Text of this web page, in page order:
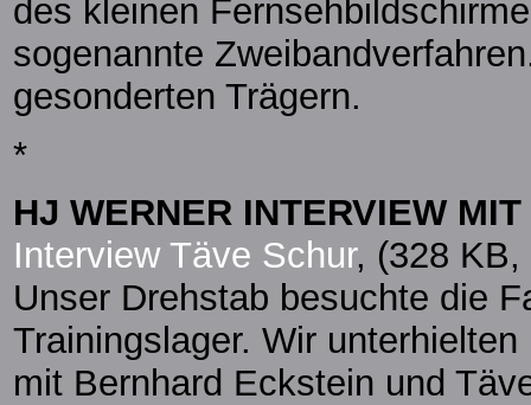
des kleinen
sogenannte
gesonderten Trägern.
*
HJ WERNER INTERVIEW
Interview Täve Schur, (328 KB,
Unser Drehstab besuchte die
Trainingslager. Wir
mit Bernhard Eckstein und